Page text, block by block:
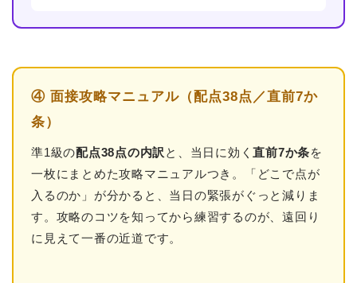
④ 面接攻略マニュアル（配点38点／直前7か
条）
準1級の配点38点の内訳 と、当日に効く直前7か条を
一枚にまとめた攻略マニュアルつき。「どこで点が
入るのか」が分かると、当日の緊張がぐっと減りま
す。攻略のコツを知ってから練習するのが、遠回り
に見えて一番の近道です。